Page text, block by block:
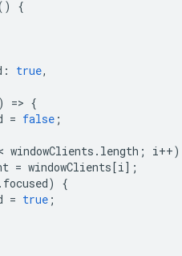
{
: true,
) => {
= false ;
windowClients . length ; i++)
= windowClients[i];
. focused)
{
= true ;